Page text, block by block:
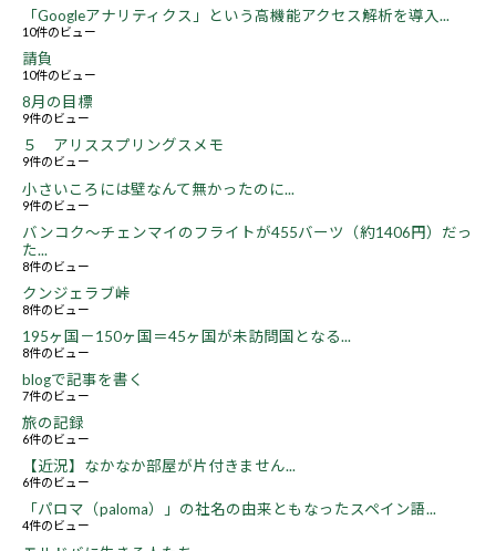
「Googleアナリティクス」という高機能アクセス解析を導入...
10件のビュー
請負
10件のビュー
8月の目標
9件のビュー
５ アリススプリングスメモ
9件のビュー
小さいころには壁なんて無かったのに...
9件のビュー
バンコク～チェンマイのフライトが455バーツ（約1406円）だっ
た...
8件のビュー
クンジェラブ峠
8件のビュー
195ヶ国－150ヶ国＝45ヶ国が未訪問国となる...
8件のビュー
blogで記事を書く
7件のビュー
旅の記録
6件のビュー
【近況】なかなか部屋が片付きません...
6件のビュー
「パロマ（paloma）」の社名の由来ともなったスペイン語...
4件のビュー